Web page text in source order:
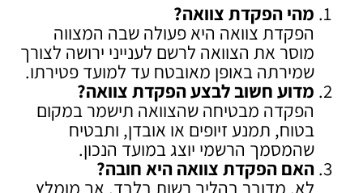
מהי הפקדת צוואה?
הפקדת צוואה היא פעולה שבה המצווה
מוסר את הצוואה לרשם לענייני ירושה לצורך
שמירתה באופן מאובטח עד למועד פטירתו.
מדוע חשוב לבצע הפקדת צוואה?
הפקדה מבטיחה שהצוואה תישמר במקום
בטוח, תמנע זיופים או אובדן, ותבטיח
שהמסמך הרשמי יוצג במועד הנכון.
האם הפקדת צוואה היא חובה?
לא. מדובר בהליך רשות בלבד, אך מומלץ